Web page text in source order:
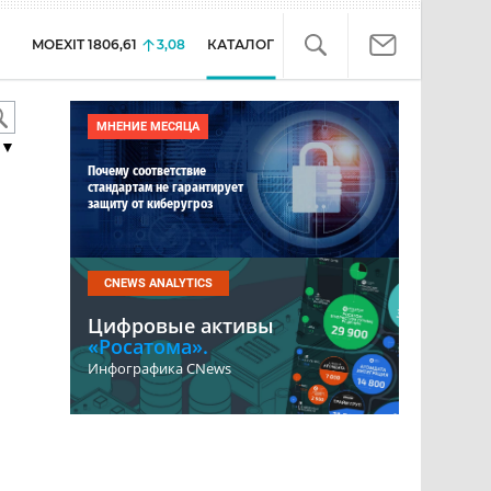
MOEXIT 1806,61 3,08 КАТАЛОГ
▼
МНЕНИЕ МЕСЯЦА
Почему соответствие
стандартам не гарантирует
защиту от киберугроз
CNEWS ANALYTICS
Цифровые активы
«Росатома».
Инфографика CNews